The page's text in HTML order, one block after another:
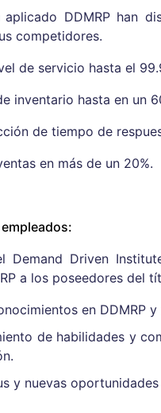
aplicado DDMRP han
competidores.
de servicio hasta el
inventario hasta en un
de tiempo de
en más de un 20%.
Demand Driven
a los poseedores del
en DDMRP
de habilidades y
y nuevas